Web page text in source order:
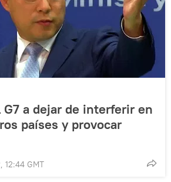
a dejar de interferir en
países y provocar
12:44 GMT